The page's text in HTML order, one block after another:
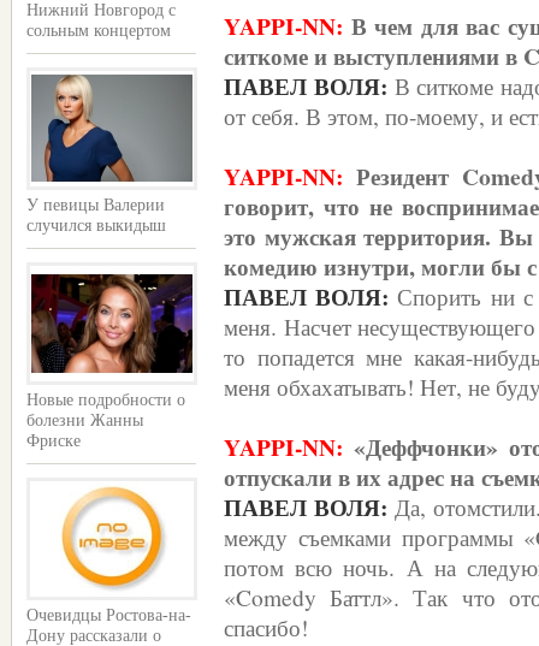
Нижний Новгород с
сольным концертом
У певицы Валерии
случился выкидыш
Новые подробности о
болезни Жанны
Фриске
Очевидцы Ростова-на-
Дону рассказали о
YAPPI-NN: В чем для вас
ситкоме и выступлениями в
ПАВЕЛ ВОЛЯ: В ситкоме
от себя. В этом, по-моему, и
YAPPI-NN: Резидент
говорит, что не
это мужская территория.
комедию изнутри, могли бы
ПАВЕЛ ВОЛЯ:Спорить ни
меня. Насчет
то попадется мне какая-
меня обхахатывать! Нет, не
YAPPI-NN: «Деффчонки»
отпускали в их адрес на
ПАВЕЛ ВОЛЯ:Да,
между съемками программы
потом всю ночь. А на
«Comedy Баттл». Так что
спасибо!